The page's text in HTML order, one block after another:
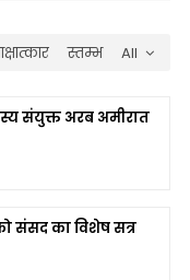
All
स्तम्भ
संयुक्त अरब अमीरात
संसद का विशेष सत्र